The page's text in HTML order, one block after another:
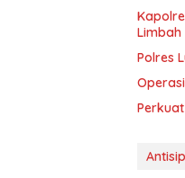
Polres